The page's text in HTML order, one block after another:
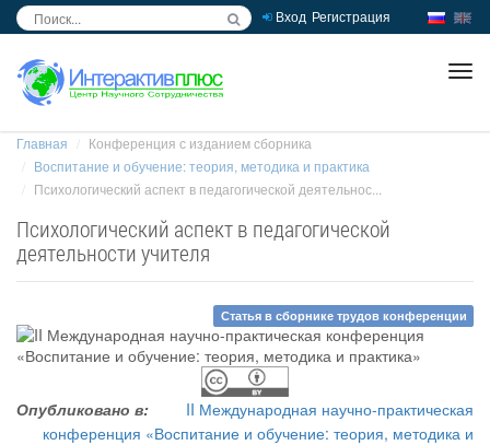
Вход Регистрация
Главная
Конференция с изданием сборника
Воспитание и обучение: теория, методика и практика
Психологический аспект в педагогической деятельнос...
Психологический аспект в педагогической
деятельности учителя
Статья в сборнике трудов конференции
Опубликовано в:
II Международная научно-практическая
конференция «Воспитание и обучение: теория, методика и